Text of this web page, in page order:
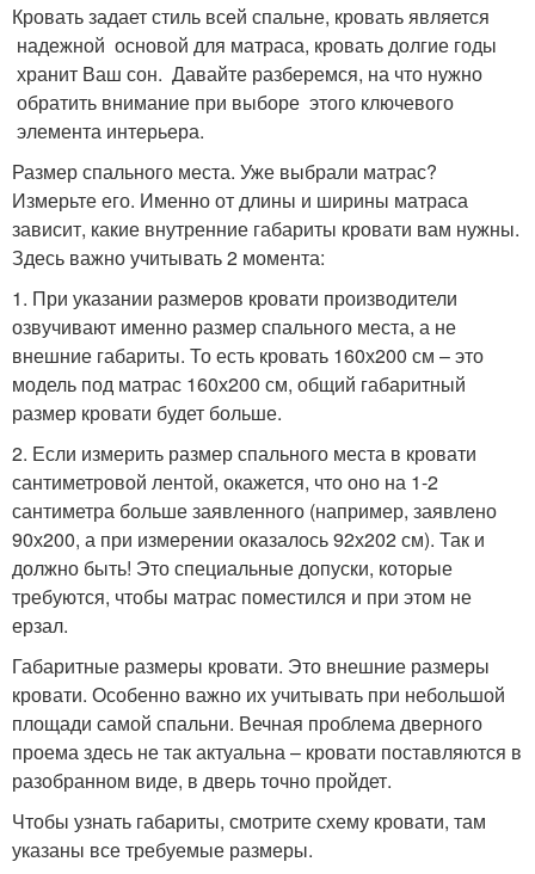
Кровать задает стиль всей спальне, кровать является
надежной основой для матраса, кровать долгие годы
хранит Ваш сон. Давайте разберемся, на что нужно
обратить внимание при выборе этого ключевого
элемента интерьера.
Размер спального места. Уже выбрали матрас?
Измерьте его. Именно от длины и ширины матраса
зависит, какие внутренние габариты кровати вам нужны.
Здесь важно учитывать 2 момента:
1. При указании размеров кровати производители
озвучивают именно размер спального места, а не
внешние габариты. То есть кровать 160х200 см – это
модель под матрас 160х200 см, общий габаритный
размер кровати будет больше.
2. Если измерить размер спального места в кровати
сантиметровой лентой, окажется, что оно на 1-2
сантиметра больше заявленного (например, заявлено
90х200, а при измерении оказалось 92х202 см). Так и
должно быть! Это специальные допуски, которые
требуются, чтобы матрас поместился и при этом не
ерзал.
Габаритные размеры кровати. Это внешние размеры
кровати. Особенно важно их учитывать при небольшой
площади самой спальни. Вечная проблема дверного
проема здесь не так актуальна – кровати поставляются в
разобранном виде, в дверь точно пройдет.
Чтобы узнать габариты, смотрите схему кровати, там
указаны все требуемые размеры.